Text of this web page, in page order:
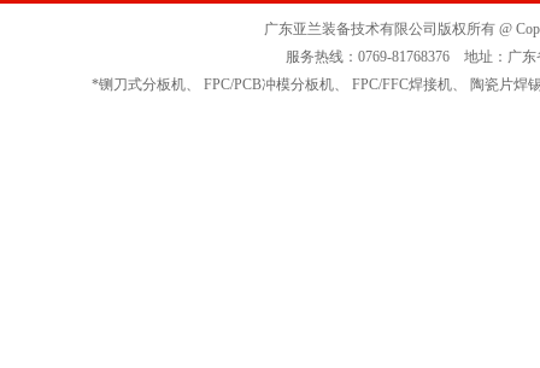
广东亚兰装备技术有限公司版权所有 @
服务热线：0769-81768376 地址：广
*铡刀式分板机、 FPC/PCB冲模分板机、 FPC/FFC焊接机、 陶瓷片焊